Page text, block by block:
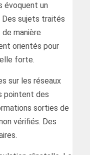
évoquent un
sujets traités
manière
orientés pour
forte.
sur les réseaux
pointent des
sorties de
vérifiés. Des